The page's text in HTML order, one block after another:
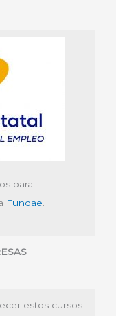
para
Fundae
estos cursos